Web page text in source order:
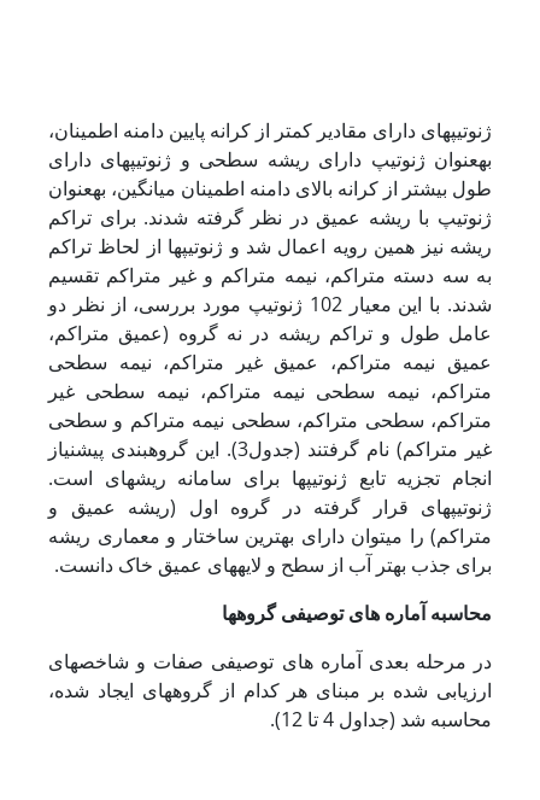
ژنوتیپ­های دارای مقادیر کمتر از کرانه پایین دامنه اطمینان،
به­عنوان ژنوتیپ­ دارای ریشه سطحی و ژنوتیپ­های دارای
طول بیشتر از کرانه بالای دامنه اطمینان میانگین، به­عنوان
ژنوتیپ با ریشه عمیق در نظر گرفته شدند. برای تراکم
ریشه نیز همین رویه اعمال شد و ژنوتیپ­ها از لحاظ تراکم
به سه دسته متراکم، نیمه ­متراکم و غیر متراکم تقسیم
شدند. با این معیار 102 ژنوتیپ مورد بررسی، از نظر دو
عامل طول و تراکم ریشه در نه گروه (عمیق متراکم،
عمیق نیمه متراکم، عمیق غیر متراکم، نیمه سطحی
متراکم، نیمه سطحی نیمه متراکم، نیمه سطحی غیر
متراکم، سطحی متراکم، سطحی نیمه متراکم و سطحی
غیر متراکم) نام گرفتند (جدول3). این گروه­بندی پیش­نیاز
انجام تجزیه تابع ژنوتیپ­ها برای سامانه ریشه­ای است.
ژنوتیپ­های قرار گرفته در گروه اول (ریشه عمیق و
متراکم) را می­توان دارای بهترین ساختار و معماری ریشه
برای جذب بهتر آب از سطح و لایه­های عمیق خاک دانست.
محاسبه آماره­ های توصیفی گروه­ها
در مرحله بعدی آماره ­های توصیفی صفات و شاخص­های
ارزیابی شده بر مبنای هر کدام از گروه­های ایجاد شده،
محاسبه شد (جداول 4 تا 12).